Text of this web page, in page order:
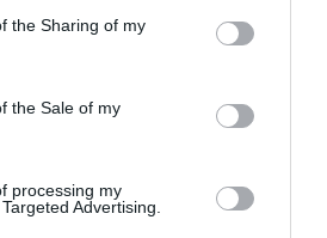
the Sharing of my
the Sale of my
processing my
Advertising.